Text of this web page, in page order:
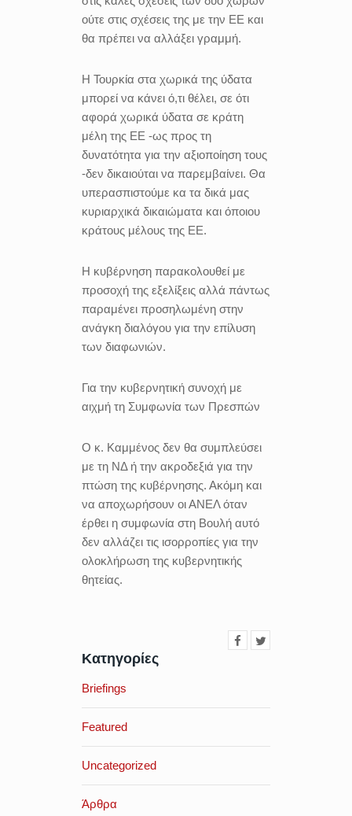
ούτε στις σχέσεις της με την ΕΕ και
θα πρέπει να αλλάξει γραμμή.
Η Τουρκία στα χωρικά της ύδατα
μπορεί να κάνει ό,τι θέλει, σε ότι
αφορά χωρικά ύδατα σε κράτη
μέλη της ΕΕ -ως προς τη
δυνατότητα για την αξιοποίηση τους
-δεν δικαιούται να παρεμβαίνει. Θα
υπερασπιστούμε κα τα δικά μας
κυριαρχικά δικαιώματα και όποιου
κράτους μέλους της ΕΕ.
Η κυβέρνηση παρακολουθεί με
προσοχή της εξελίξεις αλλά πάντως
παραμένει προσηλωμένη στην
ανάγκη διαλόγου για την επίλυση
των διαφωνιών.
Για την κυβερνητική συνοχή με
αιχμή τη Συμφωνία των Πρεσπών
Ο κ. Καμμένος δεν θα συμπλεύσει
με τη ΝΔ ή την ακροδεξιά για την
πτώση της κυβέρνησης. Ακόμη και
να αποχωρήσουν οι ΑΝΕΛ όταν
έρθει η συμφωνία στη Βουλή αυτό
δεν αλλάζει τις ισορροπίες για την
ολοκλήρωση της κυβερνητικής
θητείας.
Κατηγορίες
Briefings
Featured
Uncategorized
Άρθρα